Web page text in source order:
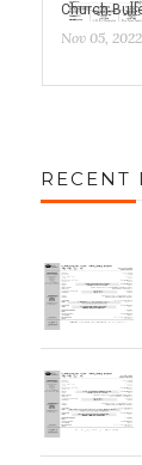
Church
Nov 05, 2022
RECENT